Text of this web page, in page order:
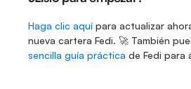
Haga clic aquí para actualizar
sencilla guía práctica de Fedi para